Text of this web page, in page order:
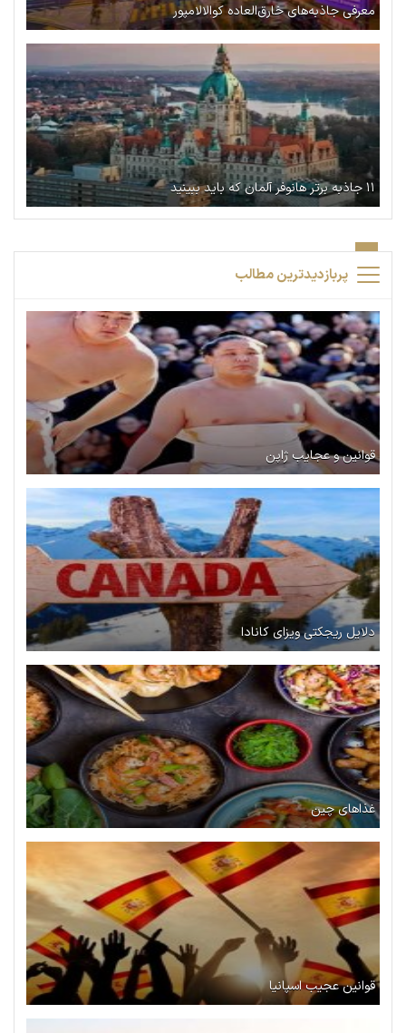
معرفی جاذبه‌های خارق‌العاده کوالالامپور
۱۱ جاذبه برتر هانوفر آلمان که باید ببینید
پربازدیدترین مطالب
قوانین و عجایب ژاپن
دلایل ریجکتی ویزای کانادا
غذاهای چین
قوانین عجیب اسپانیا